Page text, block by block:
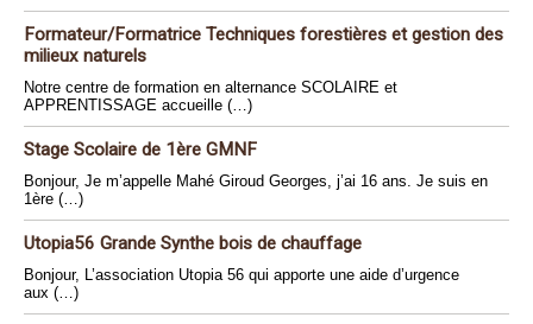
Formateur/Formatrice Techniques forestières et gestion des
milieux naturels
Notre centre de formation en alternance SCOLAIRE et
APPRENTISSAGE accueille (…)
Stage Scolaire de 1ère GMNF
Bonjour, Je m’appelle Mahé Giroud Georges, j’ai 16 ans. Je suis en
1ère (…)
Utopia56 Grande Synthe bois de chauffage
Bonjour, L’association Utopia 56 qui apporte une aide d’urgence
aux (…)